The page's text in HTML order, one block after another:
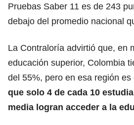
Pruebas Saber 11 es de 243
debajo del promedio nacional
La Contraloría advirtió que, en
educación superior, Colombia
del 55%, pero en esa región es
que solo 4 de cada 10
media logran acceder a la